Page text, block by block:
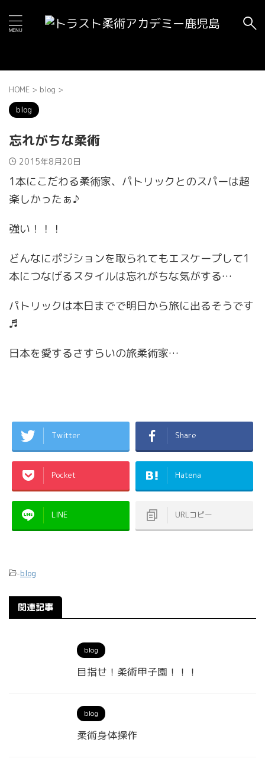
HOME > blog >
blog
忘れがちな柔術
2015年8月20日
1本にこだわる柔術家、パトリックとのスパーは超
楽しかったぁ♪
強い！！！
どんなにポジションを取られてもエスケープして1
本につなげるスタイルは忘れがちな気がする…
パトリックは本日までで明日から旅に出るそうです
♬
日本を愛するさすらいの旅柔術家…
Twitter Share
Pocket Hatena
LINE URLコピー
-blog
関連記事
blog
目指せ！柔術甲子園！！！
blog
柔術身体操作